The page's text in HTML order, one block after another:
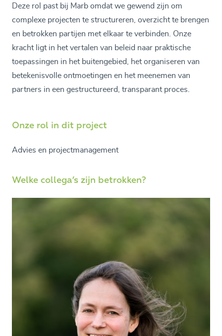
Deze rol past bij Marb omdat we gewend zijn om
complexe projecten te structureren, overzicht te brengen
en betrokken partijen met elkaar te verbinden. Onze
kracht ligt in het vertalen van beleid naar praktische
toepassingen in het buitengebied, het organiseren van
betekenisvolle ontmoetingen en het meenemen van
partners in een gestructureerd, transparant proces.
Onze rol in dit project
Advies en projectmanagement
Welke collega’s zijn betrokken?